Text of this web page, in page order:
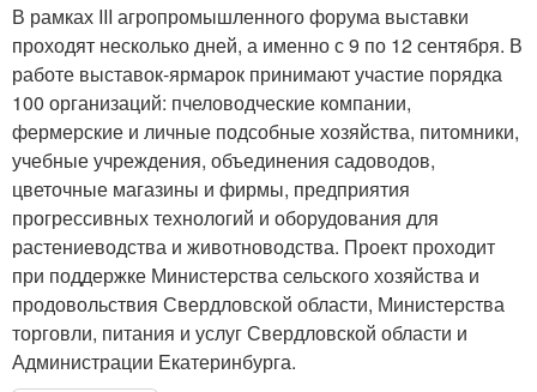
В рамках III агропромышленного форума выставки
проходят несколько дней, а именно с 9 по 12 сентября. В
работе выставок-ярмарок принимают участие порядка
100 организаций: пчеловодческие компании,
фермерские и личные подсобные хозяйства, питомники,
учебные учреждения, объединения садоводов,
цветочные магазины и фирмы, предприятия
прогрессивных технологий и оборудования для
растениеводства и животноводства. Проект проходит
при поддержке Министерства сельского хозяйства и
продовольствия Свердловской области, Министерства
торговли, питания и услуг Свердловской области и
Администрации Екатеринбурга.